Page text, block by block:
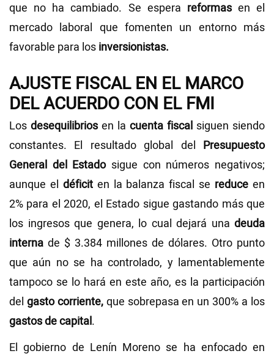
que no ha cambiado. Se espera reformasen el
mercado laboral que fomenten un entorno más
favorable para los inversionistas.
AJUSTE FISCAL EN EL MARCO
DEL ACUERDO CON EL FMI
Los desequilibrios en la cuenta fiscal siguen siendo
constantes. El resultado global del Presupuesto
General del Estadosigue con números negativos;
aunque el déficiten la balanza fiscal se reduce en
2% para el 2020, el Estado sigue gastando más que
los ingresos que genera, lo cual dejará una deuda
interna de $ 3.384 millones de dólares. Otro punto
que aún no se ha controlado, y lamentablemente
tampoco se lo hará en este año, es la participación
del gasto corriente,que sobrepasa en un 300% a los
gastos de capital.
El gobierno de Lenín Moreno se ha enfocado en